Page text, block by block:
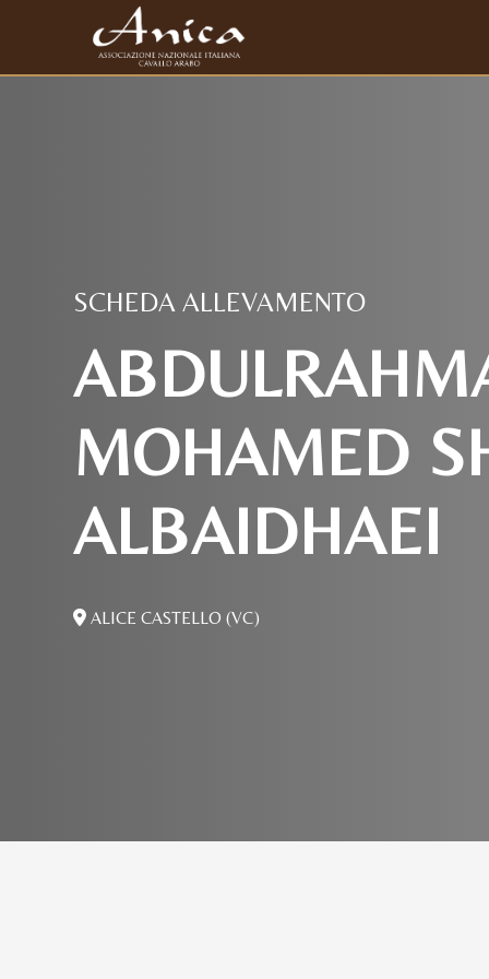
SCHEDA ALLEVAMENTO
MOHAMED
ALBAIDHAEI
ALICE CASTELLO (VC)